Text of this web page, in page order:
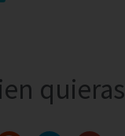
quieras